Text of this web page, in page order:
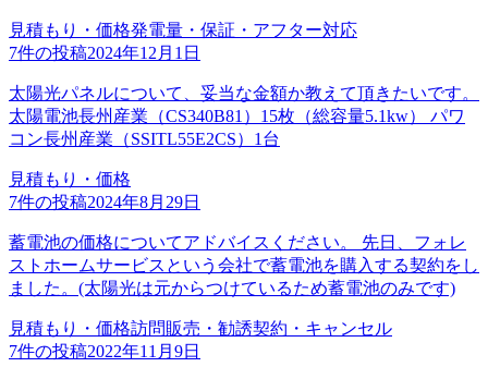
見積もり・価格発電量・保証・アフター対応
7件の投稿2024年12月1日
太陽光パネルについて、妥当な金額か教えて頂きたいです。
太陽電池長州産業（CS340B81）15枚（総容量5.1kw） パワ
コン長州産業（SSITL55E2CS）1台
見積もり・価格
7件の投稿2024年8月29日
蓄電池の価格についてアドバイスください。 先日、フォレ
ストホームサービスという会社で蓄電池を購入する契約をし
ました。(太陽光は元からつけているため蓄電池のみです)
見積もり・価格訪問販売・勧誘契約・キャンセル
7件の投稿2022年11月9日